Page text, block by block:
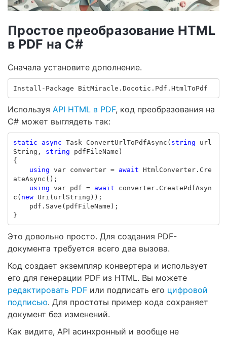
Простое преобразование HTML
в PDF на C#
Сначала установите дополнение.
Используя API HTML в PDF, код преобразования на
C# может выглядеть так:
static async Task ConvertUrlToPdfAsync ( string
url
String , string pdfFileName )
{
using var converter = await HtmlConverter. Cre
ateAsync ();
using var pdf = await converter. CreatePdfAsyn
c ( new Uri ( urlString ));
pdf . Save ( pdfFileName );
}
Это довольно просто. Для создания PDF-
документа требуется всего два вызова.
Код создает экземпляр конвертера и использует
его для генерации PDF из HTML. Вы можете
редактировать PDF или подписать его цифровой
подписью. Для простоты пример кода сохраняет
документ без изменений.
Как видите, API асинхронный и вообще не